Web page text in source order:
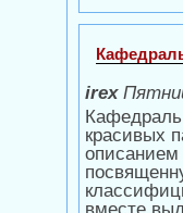
irex
красивых
описанием